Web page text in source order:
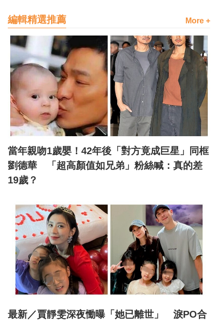
編輯精選推薦 More +
當年親吻1歲嬰！42年後「對方竟成巨星」同框
劉德華 「超高顏值如兄弟」粉絲喊：真的差
19歲？
最新／賈靜雯深夜慟曝「她已離世」 淚PO合